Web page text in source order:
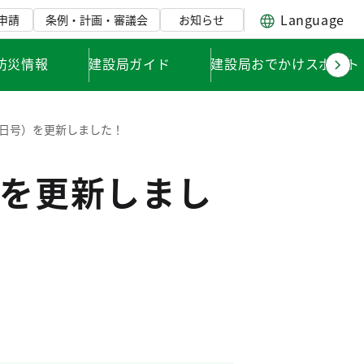
請 条例・計画・審議会 お知らせ Language
災情報 建設局ガイド 建設局おでかけスポット
号）を更新しました！
更新しまし